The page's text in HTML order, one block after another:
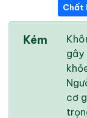
33 °/
Chất
Kém
gây
cơ